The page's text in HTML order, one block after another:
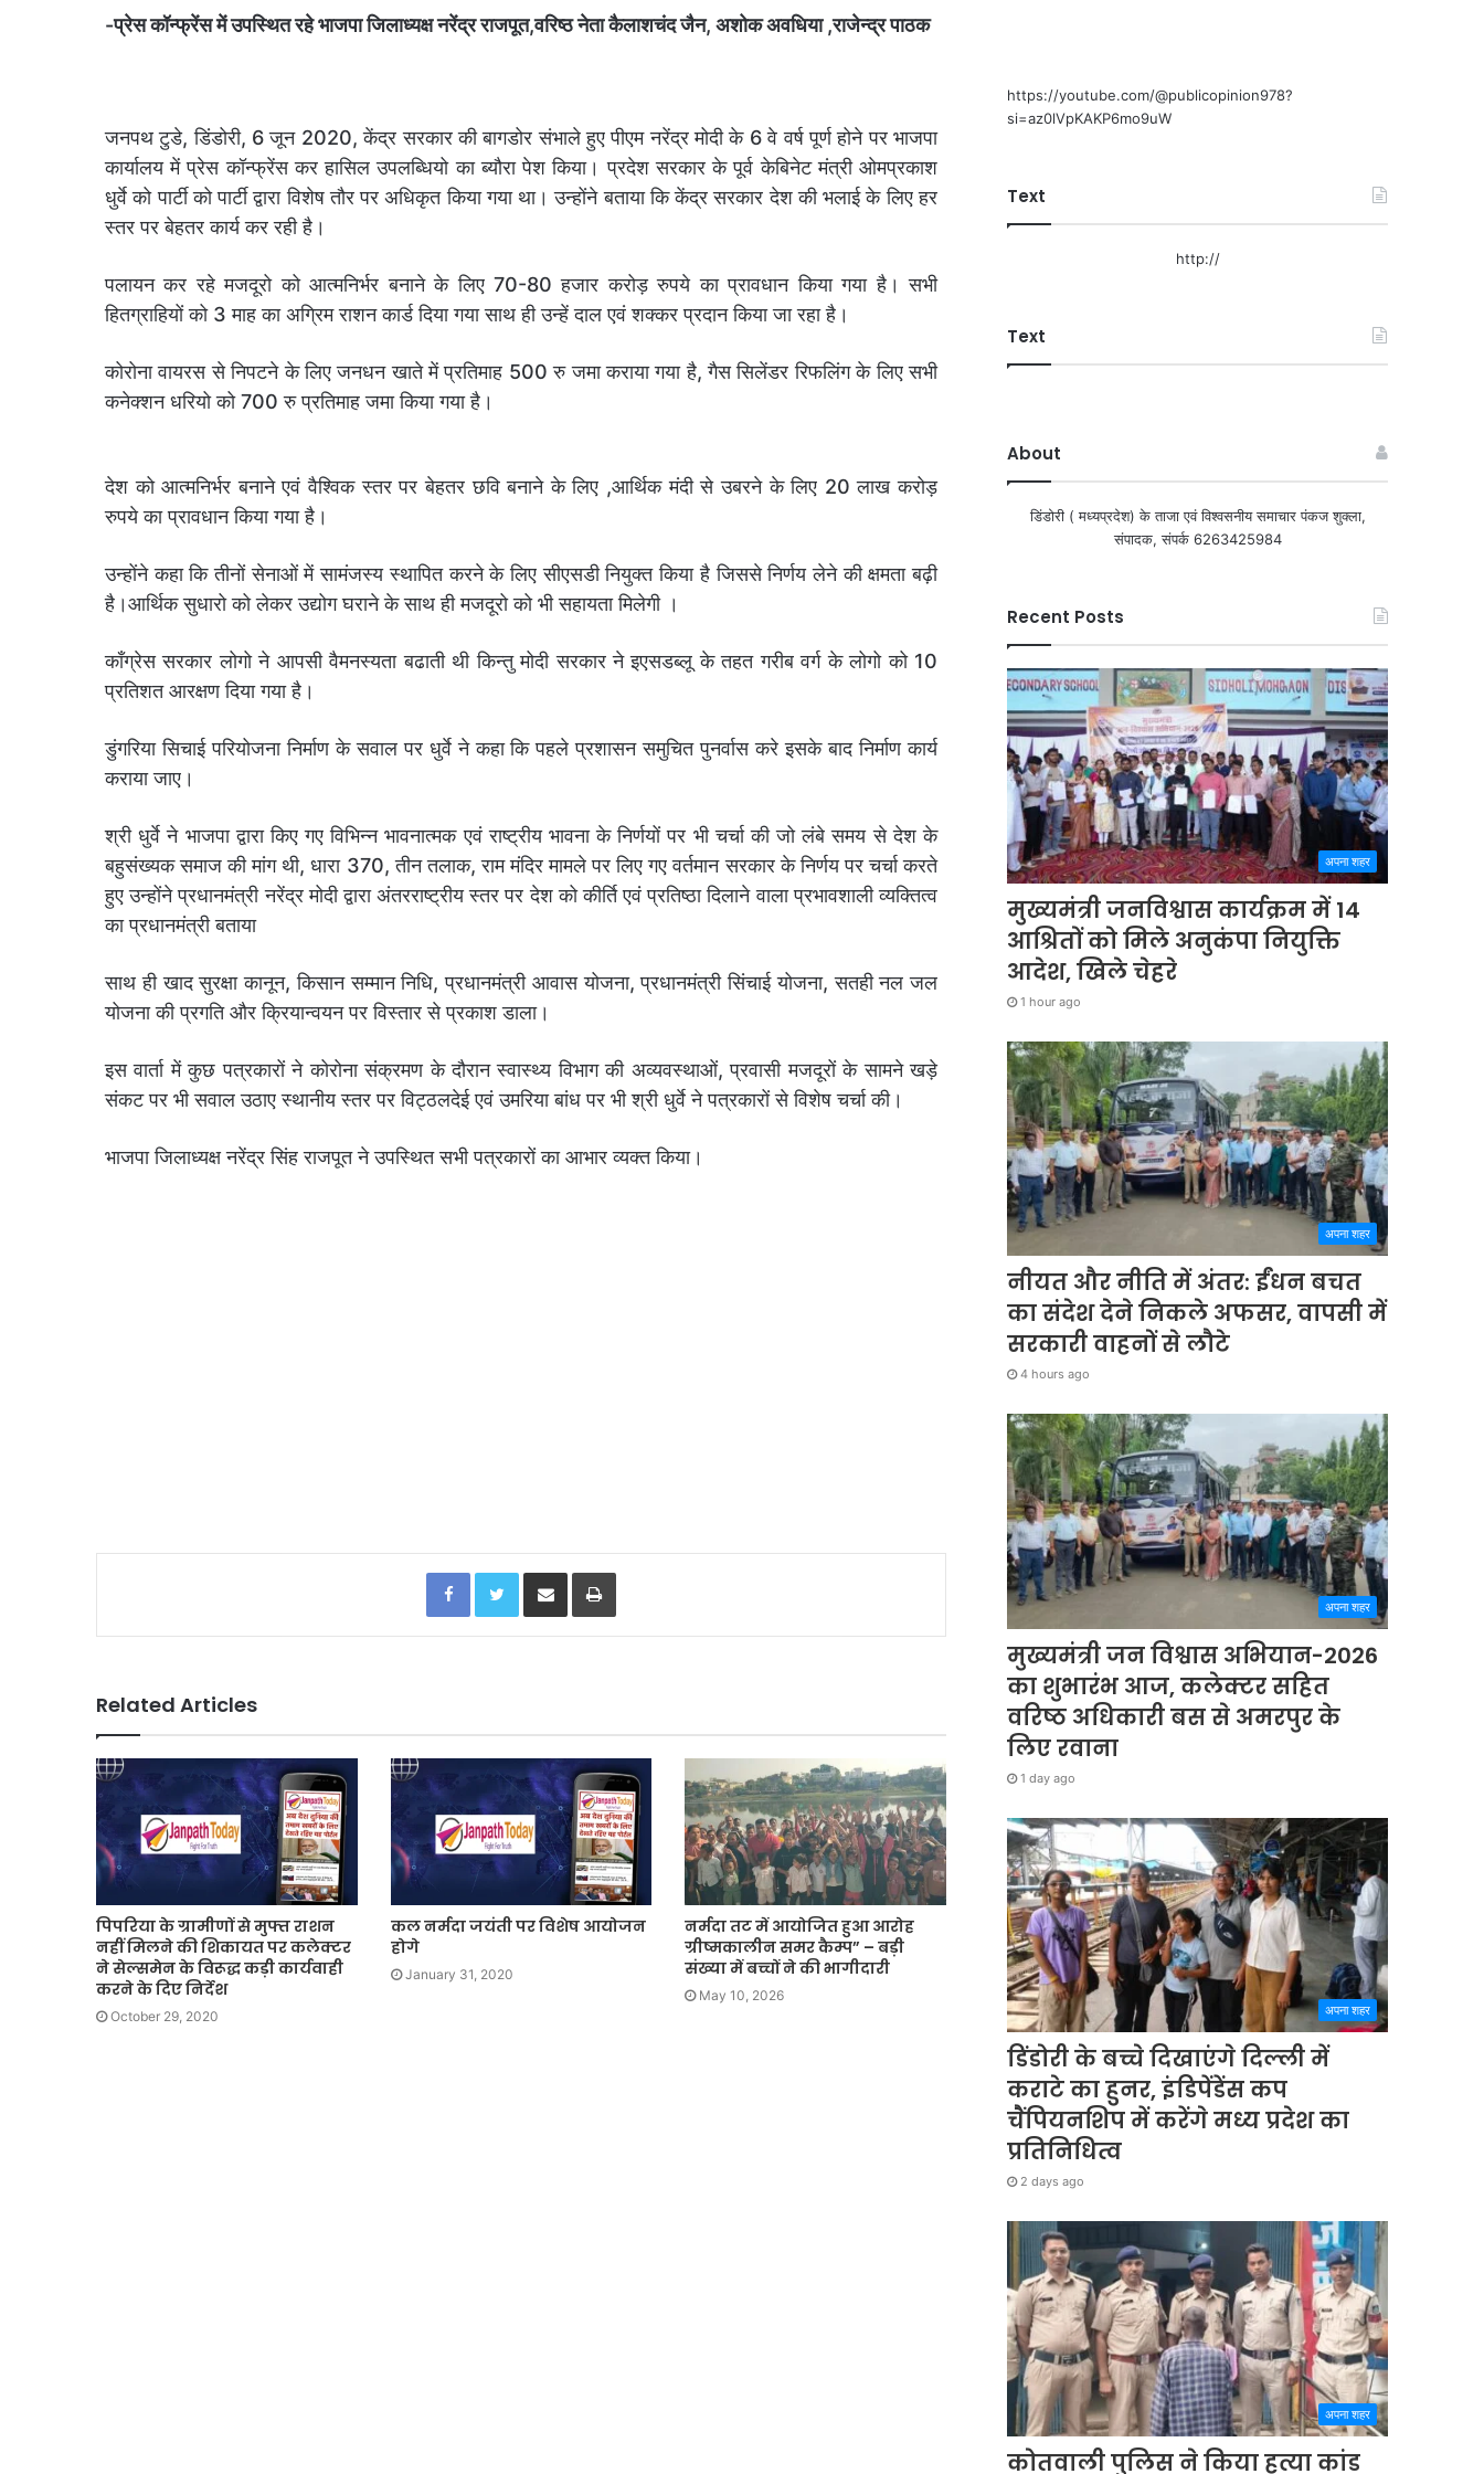
-प्रेस कॉन्फ्रेंस में उपस्थित रहे भाजपा जिलाध्यक्ष नरेंद्र राजपूत,वरिष्ठ नेता कैलाशचंद जैन, अशोक अवधिया ,राजेन्द्र पाठक
जनपथ टुडे, डिंडोरी, 6 जून 2020, केंद्र सरकार की बागडोर संभाले हुए पीएम नरेंद्र मोदी के 6 वे वर्ष पूर्ण होने पर भाजपा
कार्यालय में प्रेस कॉन्फ्रेंस कर हासिल उपलब्धियो का ब्यौरा पेश किया। प्रदेश सरकार के पूर्व केबिनेट मंत्री ओमप्रकाश
धुर्वे को पार्टी को पार्टी द्वारा विशेष तौर पर अधिकृत किया गया था। उन्होंने बताया कि केंद्र सरकार देश की भलाई के लिए हर
स्तर पर बेहतर कार्य कर रही है।
पलायन कर रहे मजदूरो को आत्मनिर्भर बनाने के लिए 70-80 हजार करोड़ रुपये का प्रावधान किया गया है। सभी
हितग्राहियों को 3 माह का अग्रिम राशन कार्ड दिया गया साथ ही उन्हें दाल एवं शक्कर प्रदान किया जा रहा है।
कोरोना वायरस से निपटने के लिए जनधन खाते में प्रतिमाह 500 रु जमा कराया गया है, गैस सिलेंडर रिफलिंग के लिए सभी
कनेक्शन धरियो को 700 रु प्रतिमाह जमा किया गया है।
देश को आत्मनिर्भर बनाने एवं वैश्विक स्तर पर बेहतर छवि बनाने के लिए ,आर्थिक मंदी से उबरने के लिए 20 लाख करोड़
रुपये का प्रावधान किया गया है।
उन्होंने कहा कि तीनों सेनाओं में सामंजस्य स्थापित करने के लिए सीएसडी नियुक्त किया है जिससे निर्णय लेने की क्षमता बढ़ी
है।आर्थिक सुधारो को लेकर उद्योग घराने के साथ ही मजदूरो को भी सहायता मिलेगी ।
कॉंग्रेस सरकार लोगो ने आपसी वैमनस्यता बढाती थी किन्तु मोदी सरकार ने इएसडब्लू के तहत गरीब वर्ग के लोगो को 10
प्रतिशत आरक्षण दिया गया है।
डुंगरिया सिचाई परियोजना निर्माण के सवाल पर धुर्वे ने कहा कि पहले प्रशासन समुचित पुनर्वास करे इसके बाद निर्माण कार्य
कराया जाए।
श्री धुर्वे ने भाजपा द्वारा किए गए विभिन्न भावनात्मक एवं राष्ट्रीय भावना के निर्णयों पर भी चर्चा की जो लंबे समय से देश के
बहुसंख्यक समाज की मांग थी, धारा 370, तीन तलाक, राम मंदिर मामले पर लिए गए वर्तमान सरकार के निर्णय पर चर्चा करते
हुए उन्होंने प्रधानमंत्री नरेंद्र मोदी द्वारा अंतरराष्ट्रीय स्तर पर देश को कीर्ति एवं प्रतिष्ठा दिलाने वाला प्रभावशाली व्यक्तित्व
का प्रधानमंत्री बताया
साथ ही खाद सुरक्षा कानून, किसान सम्मान निधि, प्रधानमंत्री आवास योजना, प्रधानमंत्री सिंचाई योजना, सतही नल जल
योजना की प्रगति और क्रियान्वयन पर विस्तार से प्रकाश डाला।
इस वार्ता में कुछ पत्रकारों ने कोरोना संक्रमण के दौरान स्वास्थ्य विभाग की अव्यवस्थाओं, प्रवासी मजदूरों के सामने खड़े
संकट पर भी सवाल उठाए स्थानीय स्तर पर विट्ठलदेई एवं उमरिया बांध पर भी श्री धुर्वे ने पत्रकारों से विशेष चर्चा की।
भाजपा जिलाध्यक्ष नरेंद्र सिंह राजपूत ने उपस्थित सभी पत्रकारों का आभार व्यक्त किया।
Facebook Twitter
Related Articles
पिपरिया के ग्रामीणों से मुफ्त राशन
नहीं मिलने की शिकायत पर कलेक्टर
ने सेल्समेन के विरूद्ध कड़ी कार्यवाही
करने के दिए निर्देश
October 29, 2020
कल नर्मदा जयंती पर विशेष आयोजन
होगे
January 31, 2020
नर्मदा तट में आयोजित हुआ आरोह
ग्रीष्मकालीन समर कैम्प” – बड़ी
संख्या में बच्चों ने की भागीदारी
May 10, 2026
https://youtube.com/@publicopinion978?
si=az0lVpKAKP6mo9uW
Text
http://
Text
About
डिंडोरी ( मध्यप्रदेश) के ताजा एवं विश्वसनीय समाचार पंकज शुक्ला,
संपादक, संपर्क 6263425984
Recent Posts
अपना शहर
मुख्यमंत्री जनविश्वास कार्यक्रम में 14
आश्रितों को मिले अनुकंपा नियुक्ति
आदेश, खिले चेहरे
1 hour ago
अपना शहर
नीयत और नीति में अंतर: ईंधन बचत
का संदेश देने निकले अफसर, वापसी में
सरकारी वाहनों से लौटे
4 hours ago
अपना शहर
मुख्यमंत्री जन विश्वास अभियान-2026
का शुभारंभ आज, कलेक्टर सहित
वरिष्ठ अधिकारी बस से अमरपुर के
लिए रवाना
1 day ago
अपना शहर
डिंडोरी के बच्चे दिखाएंगे दिल्ली में
कराटे का हुनर, इंडिपेंडेंस कप
चैंपियनशिप में करेंगे मध्य प्रदेश का
प्रतिनिधित्व
2 days ago
अपना शहर
कोतवाली पुलिस ने किया हत्या कांड